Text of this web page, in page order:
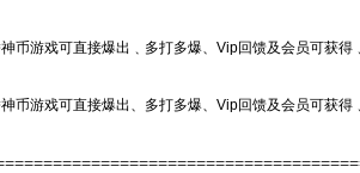
币游戏可直接爆出﹑多打多爆、Vip回馈及会员可获得
币游戏可直接爆出、多打多爆、Vip回馈及会员可获得